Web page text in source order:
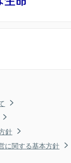
針
に関する基本方針